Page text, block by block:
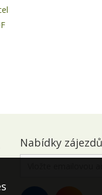
Nabídky